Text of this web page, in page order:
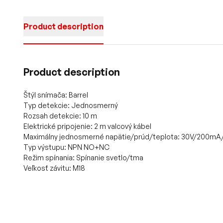
Product description
Product description
Štýl snímača: Barrel
Typ detekcie: Jednosmerný
Rozsah detekcie: 10 m
Elektrické pripojenie: 2 m valcový kábel
Maximálny jednosmerné napätie/prúd/teplota: 30V/200mA/
Typ výstupu: NPN NO+NC
Režim spínania: Spínanie svetlo/tma
Veľkosť závitu: M18